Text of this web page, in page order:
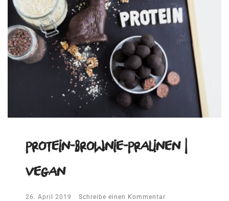
Protein-Brownie-Pralinen |
vegan
26. April 2019 Schreibe einen Kommentar